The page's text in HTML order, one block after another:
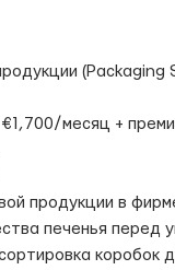
(Packaging
месяц +
продукции в
печенья перед
коробок